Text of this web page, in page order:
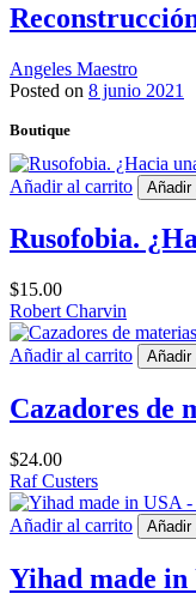
Angeles Maestro
Posted on 8 junio 2021
Boutique
Añadir al carrito Añadir
Rusofobia.
$15.00
Robert Charvin
Añadir al carrito Añadir
Cazadores de
$24.00
Raf Custers
Añadir al carrito Añadir
Yihad made in